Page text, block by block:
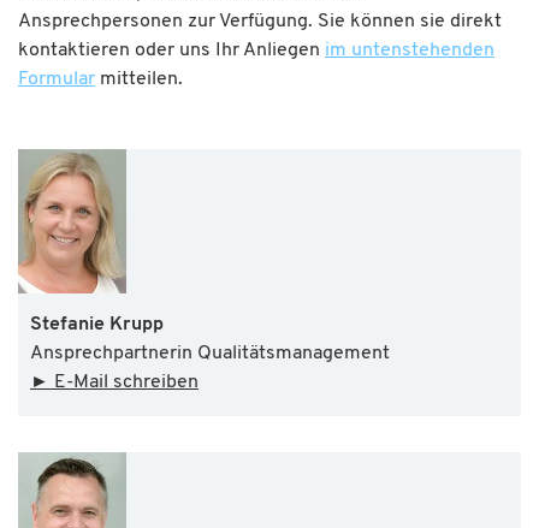
Ansprechpersonen zur Verfügung. Sie können sie direkt
kontaktieren oder uns Ihr Anliegen im untenstehenden
Formular mitteilen.
Stefanie Krupp
Ansprechpartnerin Qualitätsmanagement
► E-Mail schreiben